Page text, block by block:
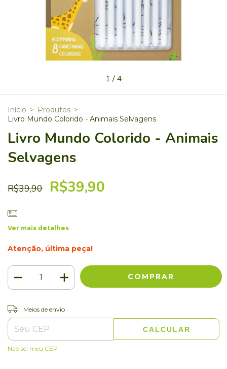
1/4
Início > Produtos >
Livro Mundo Colorido - Animais Selvagens
Livro Mundo Colorido - Animais
Selvagens
R$39,90 R$39,90
Ver mais detalhes
Atenção, última peça!
Entregas para o CEP:
Meios de envio
CALCULAR
Não sei meu CEP